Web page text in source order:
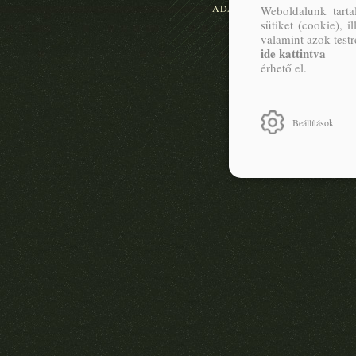
ADATKEZELÉSIWeboldalunk
sütiket (cookie),
valamint azok
ide kattintva
érhető el.
Beállítások